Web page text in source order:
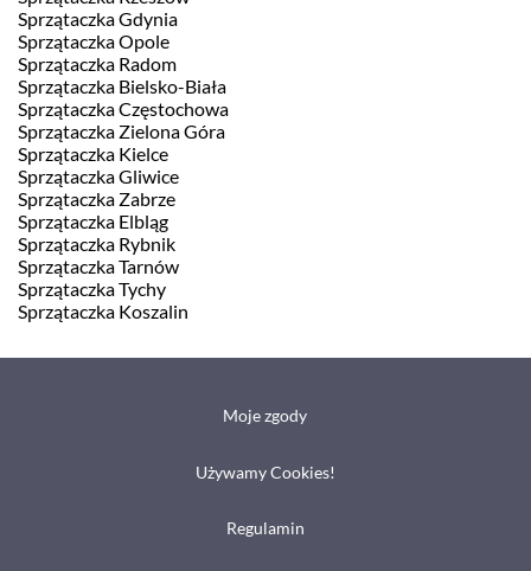
Sprzątaczka Gdynia
Sprzątaczka Opole
Sprzątaczka Radom
Sprzątaczka Bielsko-Biała
Sprzątaczka Częstochowa
Sprzątaczka Zielona Góra
Sprzątaczka Kielce
Sprzątaczka Gliwice
Sprzątaczka Zabrze
Sprzątaczka Elbląg
Sprzątaczka Rybnik
Sprzątaczka Tarnów
Sprzątaczka Tychy
Sprzątaczka Koszalin
Moje zgody
Używamy Cookies!
Regulamin